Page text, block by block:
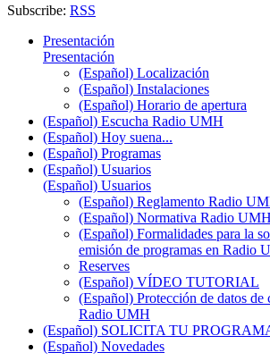
Subscribe: RSS
Presentación
Presentación
(Español) Localización
(Español) Instalaciones
(Español) Horario de apertura
(Español) Escucha Radio UMH
(Español) Hoy suena...
(Español) Programas
(Español) Usuarios
(Español) Usuarios
(Español) Reglamento Radio
(Español) Normativa Radio UMH
(Español) Formalidades para la
emisión de programas en Radio
Reserves
(Español) VÍDEO TUTORIAL
(Español) Protección de datos de
Radio UMH
(Español) SOLICITA TU
(Español) Novedades